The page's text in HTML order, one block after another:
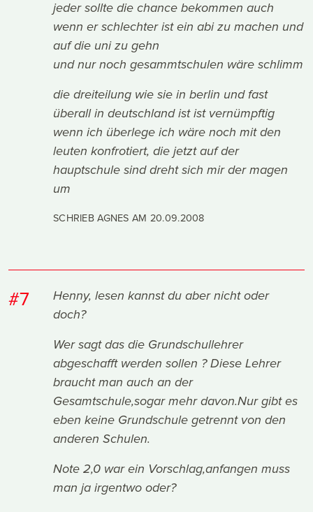
jeder sollte die chance bekommen auch
wenn er schlechter ist ein abi zu machen und
auf die uni zu gehn
und nur noch gesammtschulen wäre schlimm
die dreiteilung wie sie in berlin und fast
überall in deutschland ist ist vernümpftig
wenn ich überlege ich wäre noch mit den
leuten konfrotiert, die jetzt auf der
hauptschule sind dreht sich mir der magen
um
SCHRIEB AGNES AM 20.09.2008
#7
Henny, lesen kannst du aber nicht oder
doch?
Wer sagt das die Grundschullehrer
abgeschafft werden sollen ? Diese Lehrer
braucht man auch an der
Gesamtschule,sogar mehr davon.Nur gibt es
eben keine Grundschule getrennt von den
anderen Schulen.
Note 2,0 war ein Vorschlag,anfangen muss
man ja irgentwo oder?